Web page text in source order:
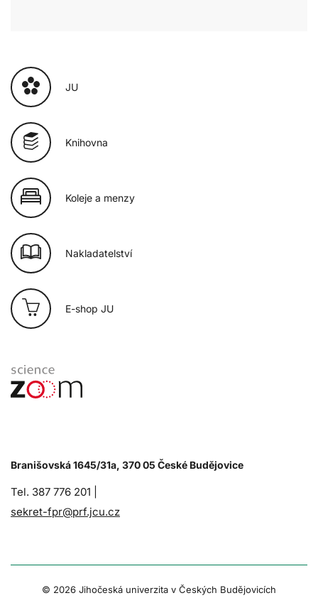
JU
Knihovna
Koleje a menzy
Nakladatelství
E-shop JU
Branišovská 1645/31a, 370 05 České Budějovice
Tel. 387 776 201 |
sekret-fpr@prf.jcu.cz
© 2026 Jihočeská univerzita v Českých Budějovicích